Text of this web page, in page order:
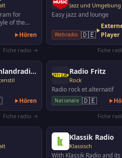
for
of the
Rhineland-
Hören
Fiche radio →
Jazz und Umgebung
Easy jazz and lounge
Webradio 🇩🇪
Player
Fiche
Deutschlandradio Kultur
Hören
Fiche radio →
Radio Fritz
Rock
Radio rock et alternatif
Nationale 🇩🇪
Fiche
Klassik Radio
Klassisch
With Klassik Radio and its